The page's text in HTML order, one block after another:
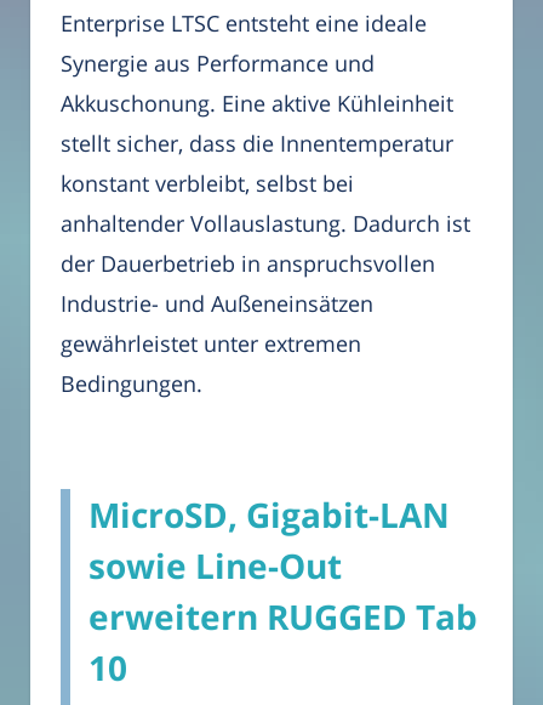
Enterprise LTSC entsteht eine ideale
Synergie aus Performance und
Akkuschonung. Eine aktive Kühleinheit
stellt sicher, dass die Innentemperatur
konstant verbleibt, selbst bei
anhaltender Vollauslastung. Dadurch ist
der Dauerbetrieb in anspruchsvollen
Industrie- und Außeneinsätzen
gewährleistet unter extremen
Bedingungen.
MicroSD, Gigabit-LAN
sowie Line-Out
erweitern RUGGED Tab
10